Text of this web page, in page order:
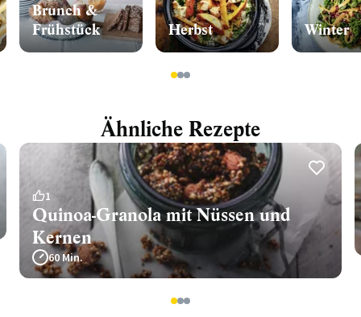
Brunch &
Frühstück
Herbst Winter
123
Ähnliche Rezepte
1
Quinoa-Granola mit Nüssen und
Kernen
60 Min.
123